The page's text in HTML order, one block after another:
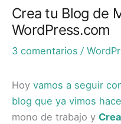
Crea tu Blog de
WordPress.com
3 comentarios /
Hoy vamos a seguir
blog que ya vimos
mono de trabajo y